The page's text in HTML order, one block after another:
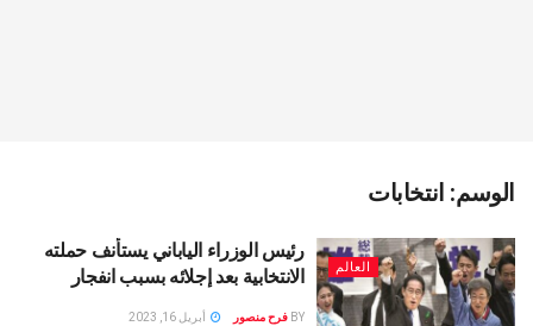
الوسم: انتخابات
العالم
رئيس الوزراء الياباني يستأنف حملته
الانتخابية بعد إجلائه بسبب انفجار
BY فرح منصور أبريل 16, 2023